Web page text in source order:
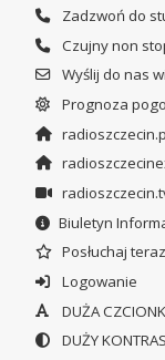
Zadzwoń do
Czujny non
Wyślij do nas
Prognoza
Biuletyn
Posłuchaj teraz
Logowanie
DUŻA
DUŻY